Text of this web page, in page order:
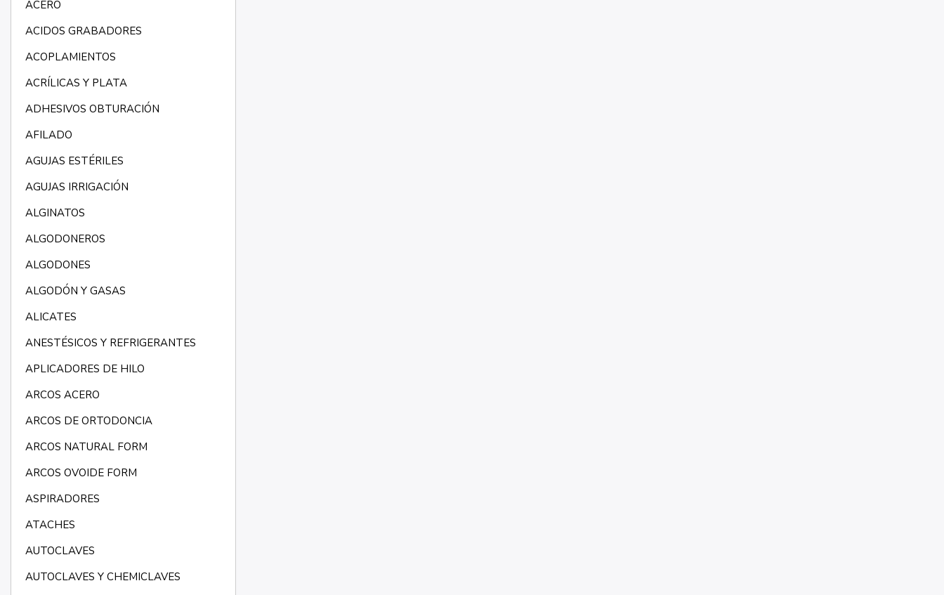
ACERO
ACIDOS GRABADORES
ACOPLAMIENTOS
ACRÍLICAS Y PLATA
ADHESIVOS OBTURACIÓN
AFILADO
AGUJAS ESTÉRILES
AGUJAS IRRIGACIÓN
ALGINATOS
ALGODONEROS
ALGODONES
ALGODÓN Y GASAS
ALICATES
ANESTÉSICOS Y REFRIGERANTES
APLICADORES DE HILO
ARCOS ACERO
ARCOS DE ORTODONCIA
ARCOS NATURAL FORM
ARCOS OVOIDE FORM
ASPIRADORES
ATACHES
AUTOCLAVES
AUTOCLAVES Y CHEMICLAVES